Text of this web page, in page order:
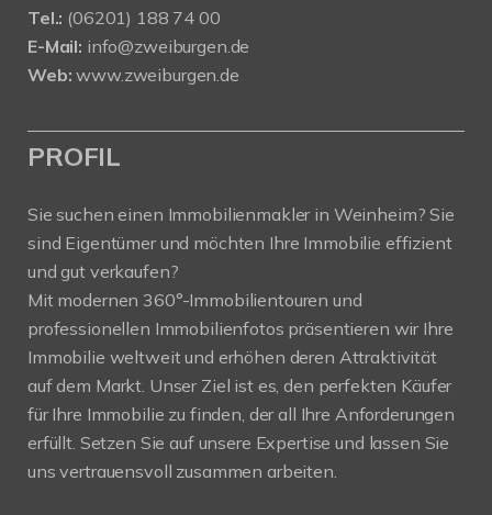
Tel.: (06201) 188 74 00
E-Mail: info@zweiburgen.de
Web: www.zweiburgen.de
PROFIL
Sie suchen einen Immobilienmakler in Weinheim? Sie
sind Eigentümer und möchten Ihre Immobilie effizient
und gut verkaufen?
Mit modernen 360°-Immobilientouren und
professionellen Immobilienfotos präsentieren wir Ihre
Immobilie weltweit und erhöhen deren Attraktivität
auf dem Markt. Unser Ziel ist es, den perfekten Käufer
für Ihre Immobilie zu finden, der all Ihre Anforderungen
erfüllt. Setzen Sie auf unsere Expertise und lassen Sie
uns vertrauensvoll zusammen arbeiten.